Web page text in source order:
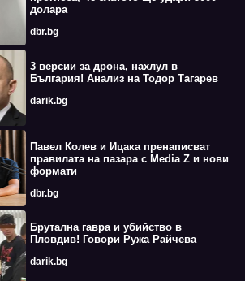
долара
dbr.bg
3 версии за дрона, нахлул в
България! Анализ на Тодор Тагарев
darik.bg
Павел Колев и Ицака пренаписват
правилата на пазара с Media Z и нови
формати
dbr.bg
Брутална гавра и убийство в
Пловдив! Говори Ружа Райчева
darik.bg